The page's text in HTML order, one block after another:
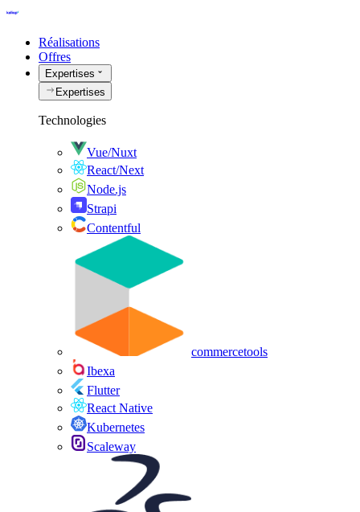
Réalisations
Offres
Expertises
Expertises
Technologies
Vue/Nuxt
React/Next
Node.js
Strapi
Contentful
commercetools
Ibexa
Flutter
React Native
Kubernetes
Scaleway